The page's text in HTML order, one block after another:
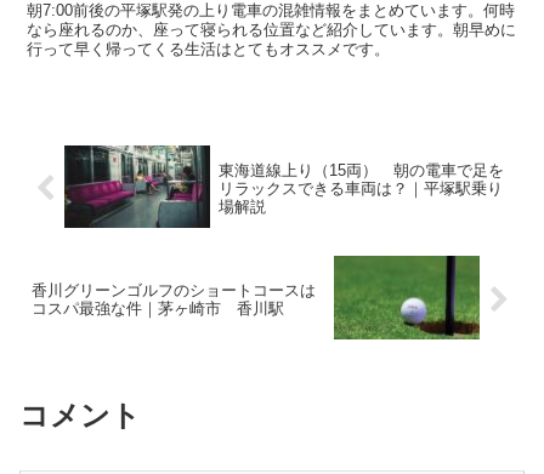
朝7:00前後の平塚駅発の上り電車の混雑情報をまとめています。何時
なら座れるのか、座って寝られる位置など紹介しています。朝早めに
行って早く帰ってくる生活はとてもオススメです。
東海道線上り（15両） 朝の電車で足を
リラックスできる車両は？｜平塚駅乗り
場解説
香川グリーンゴルフのショートコースは
コスパ最強な件｜茅ヶ崎市 香川駅
コメント